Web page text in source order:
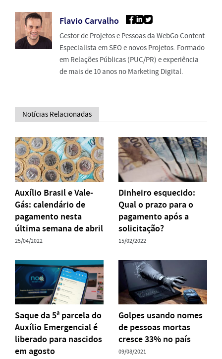
Flavio Carvalho
Gestor de Projetos e Pessoas da WebGo Content.
Especialista em SEO e novos Projetos. Formado
em Relações Públicas (PUC/PR) e experiência
de mais de 10 anos no Marketing Digital.
Notícias Relacionadas
Auxílio Brasil e Vale-
Gás: calendário de
pagamento nesta
última semana de abril
25/04/2022
Dinheiro esquecido:
Qual o prazo para o
pagamento após a
solicitação?
15/02/2022
Saque da 5ª parcela do
Auxílio Emergencial é
liberado para nascidos
em agosto
Golpes usando nomes
de pessoas mortas
cresce 33% no país
09/08/2021